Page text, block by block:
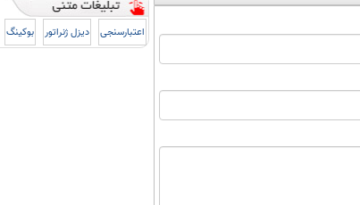
اعتبارسنجی دیزل ژنراتور بوکینگ